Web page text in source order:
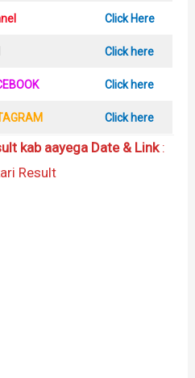
Click Here
Click here
Click here
Click here
kab aayega Date & Link:
Result